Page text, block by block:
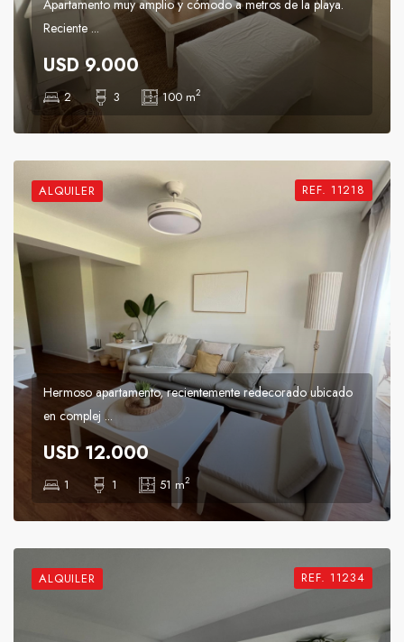
Apartamento muy amplio y cómodo a metros de la playa.
Reciente ...
USD 9.000
2 3 100 m2
ALQUILER REF. 11218
Hermoso apartamento, recientemente redecorado ubicado
en complej ...
USD 12.000
1 1 51 m2
ALQUILER REF. 11234